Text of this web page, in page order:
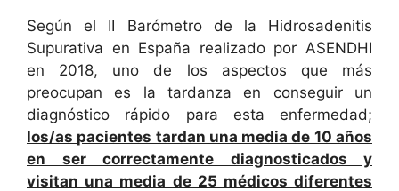
Según el II Barómetro de la Hidrosadenitis
Supurativa en España realizado por ASENDHI
en 2018, uno de los aspectos que más
preocupan es la tardanza en conseguir un
diagnóstico rápido para esta enfermedad;
los/as pacientes tardan una media de 10 años
en ser correctamente diagnosticados y
visitan una media de 25 médicos diferentes